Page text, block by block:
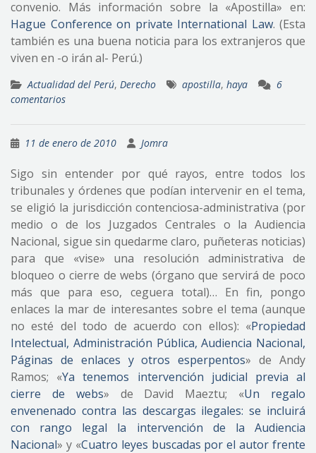
convenio. Más información sobre la «Apostilla» en:
Hague Conference on private International Law. (Esta
también es una buena noticia para los extranjeros que
viven en -o irán al- Perú.)
Actualidad del Perú, Derecho apostilla, haya
6
comentarios
11 de enero de 2010 Jomra
Sigo sin entender por qué rayos, entre todos los
tribunales y órdenes que podían intervenir en el tema,
se eligió la jurisdicción contenciosa-administrativa (por
medio o de los Juzgados Centrales o la Audiencia
Nacional, sigue sin quedarme claro, puñeteras noticias)
para que «vise» una resolución administrativa de
bloqueo o cierre de webs (órgano que servirá de poco
más que para eso, ceguera total)… En fin, pongo
enlaces la mar de interesantes sobre el tema (aunque
no esté del todo de acuerdo con ellos): «Propiedad
Intelectual, Administración Pública, Audiencia Nacional,
Páginas de enlaces y otros esperpentos» de Andy
Ramos; «Ya tenemos intervención judicial previa al
cierre de webs» de David Maeztu; «Un regalo
envenenado contra las descargas ilegales: se incluirá
con rango legal la intervención de la Audiencia
Nacional» y «Cuatro leyes buscadas por el autor frente